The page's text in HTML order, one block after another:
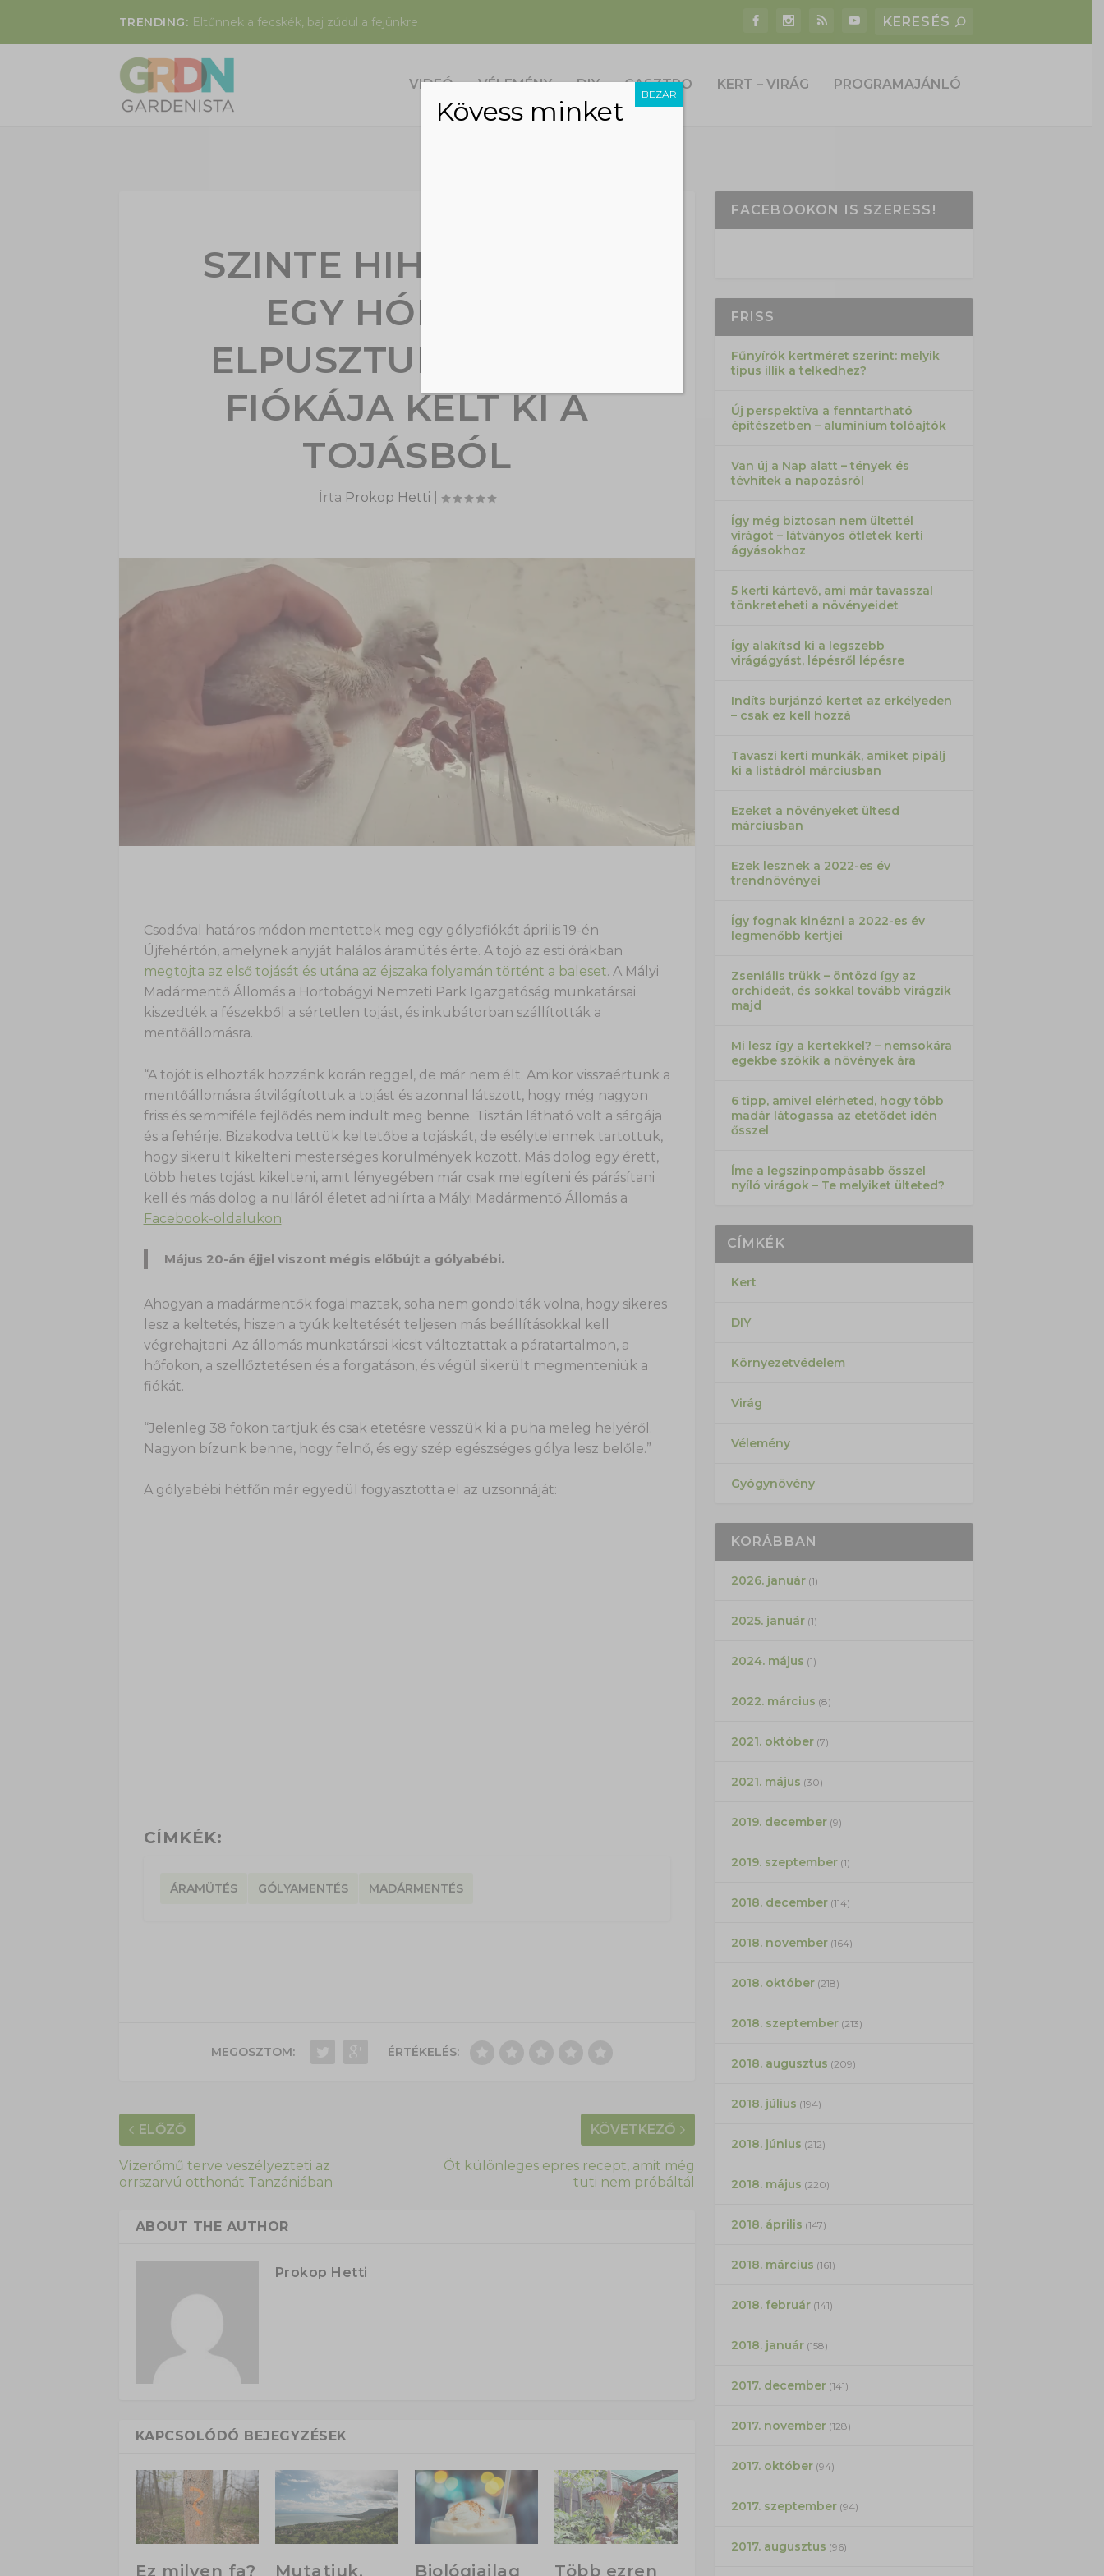
TRENDING: Eltűnnek a fecskék, baj zúdul a fejünkre
VIDEÓ VÉLEMÉNY DIY GASZTRO KERT – VIRÁG PROGRAMAJÁNLÓ
SZINTE HIHETETLEN:
EGY HÓNAPJA
ELPUSZTULT GÓLYA
FIÓKÁJA KELT KI A
TOJÁSBÓL
Írta Prokop Hetti
Csodával határos módon mentettek meg egy gólyafiókát április 19-én
Újfehértón, amelynek anyját halálos áramütés érte. A tojó az esti órákban
megtojta az első tojását és utána az éjszaka folyamán történt a baleset. A Mályi
Madármentő Állomás a Hortobágyi Nemzeti Park Igazgatóság munkatársai
kiszedték a fészekből a sértetlen tojást, és inkubátorban szállították a
mentőállomásra.
“A tojót is elhozták hozzánk korán reggel, de már nem élt. Amikor visszaértünk a
mentőállomásra átvilágítottuk a tojást és azonnal látszott, hogy még nagyon
friss és semmiféle fejlődés nem indult meg benne. Tisztán látható volt a sárgája
és a fehérje. Bizakodva tettük keltetőbe a tojáskát, de esélytelennek tartottuk,
hogy sikerült kikelteni mesterséges körülmények között. Más dolog egy érett,
több hetes tojást kikelteni, amit lényegében már csak melegíteni és párásítani
kell és más dolog a nulláról életet adni írta a Mályi Madármentő Állomás a
Facebook-oldalukon.
Május 20-án éjjel viszont mégis előbújt a gólyabébi.
Ahogyan a madármentők fogalmaztak, soha nem gondolták volna, hogy sikeres
lesz a keltetés, hiszen a tyúk keltetését teljesen más beállításokkal kell
végrehajtani. Az állomás munkatársai kicsit változtattak a páratartalmon, a
hőfokon, a szellőztetésen és a forgatáson, és végül sikerült megmenteniük a
fiókát.
“Jelenleg 38 fokon tartjuk és csak etetésre vesszük ki a puha meleg helyéről.
Nagyon bízunk benne, hogy felnő, és egy szép egészséges gólya lesz belőle.”
A gólyabébi hétfőn már egyedül fogyasztotta el az uzsonnáját:
CÍMKÉK:
ÁRAMÜTÉS GÓLYAMENTÉS MADÁRMENTÉS
MEGOSZTOM: ÉRTÉKELÉS:
ELŐZŐ
Vízerőmű terve veszélyezteti az
orrszarvú otthonát Tanzániában
KÖVETKEZŐ
Öt különleges epres recept, amit még
tuti nem próbáltál
ABOUT THE AUTHOR
Prokop Hetti
KAPCSOLÓDÓ BEJEGYZÉSEK
Ez milyen fa? Mutatjuk, Biológiailag Több ezren
FACEBOOKON IS SZERESS!
FRISS
Fűnyírók kertméret szerint: melyik
típus illik a telkedhez?
Új perspektíva a fenntartható
építészetben – alumínium tolóajtók
Van új a Nap alatt – tények és
tévhitek a napozásról
Így még biztosan nem ültettél
virágot – látványos ötletek kerti
ágyásokhoz
5 kerti kártevő, ami már tavasszal
tönkreteheti a növényeidet
Így alakítsd ki a legszebb
virágágyást, lépésről lépésre
Indíts burjánzó kertet az erkélyeden
– csak ez kell hozzá
Tavaszi kerti munkák, amiket pipálj
ki a listádról márciusban
Ezeket a növényeket ültesd
márciusban
Ezek lesznek a 2022-es év
trendnövényei
Így fognak kinézni a 2022-es év
legmenőbb kertjei
Zseniális trükk – öntözd így az
orchideát, és sokkal tovább virágzik
majd
Mi lesz így a kertekkel? – nemsokára
egekbe szökik a növények ára
6 tipp, amivel elérheted, hogy több
madár látogassa az etetődet idén
ősszel
Íme a legszínpompásabb ősszel
nyíló virágok – Te melyiket ülteted?
CÍMKÉK
Kert
DIY
Környezetvédelem
Virág
Vélemény
Gyógynövény
KORÁBBAN
2026. január(1)
2025. január(1)
2024. május (1)
2022. március (8)
2021. október(7)
2021. május (30)
2019. december(9)
2019. szeptember(1)
2018. december(114)
2018. november(164)
2018. október(218)
2018. szeptember(213)
2018. augusztus (209)
2018. július (194)
2018. június (212)
2018. május (220)
2018. április (147)
2018. március (161)
2018. február(141)
2018. január(158)
2017. december(141)
2017. november(128)
2017. október(94)
2017. szeptember(94)
2017. augusztus (96)
Kövess minket
BEZÁR